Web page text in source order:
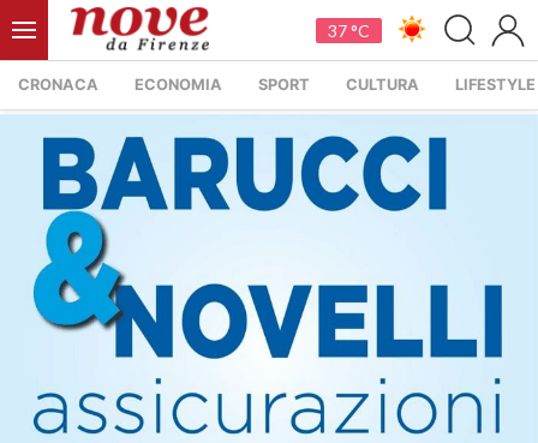
37 °C
CRONACA ECONOMIA SPORT CULTURA LIFESTYLE